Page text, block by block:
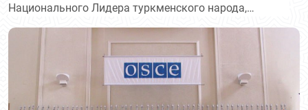
Национального Лидера туркменского народа,
председателя Халк Маслахаты Туркменистана,
члена Совета старейшин ОТГ Гурбангулы
Бердымухамедова.